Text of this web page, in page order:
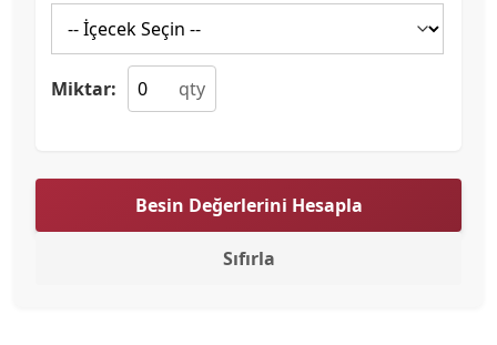
Miktar:
Besin Değerlerini Hesapla
Sıfırla